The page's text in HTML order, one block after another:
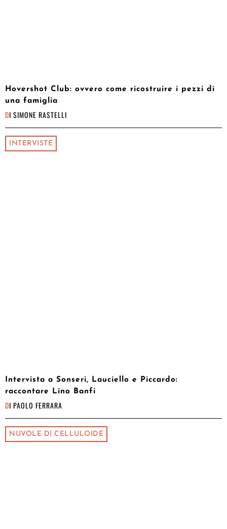
Hovershot Club: ovvero come ricostruire i pezzi di
una famiglia
DI SIMONE RASTELLI
INTERVISTE
Intervista a Sonseri, Lauciello e Piccardo:
raccontare Lino Banfi
DI PAOLO FERRARA
NUVOLE DI CELLULOIDE